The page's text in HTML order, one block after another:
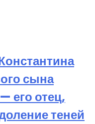
сына
его отец,
теней